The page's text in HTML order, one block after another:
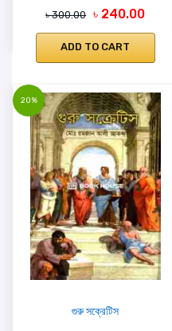
৳ 300.00 ৳ 240.00
ADD TO CART
20%
গুরু সক্রেটিস